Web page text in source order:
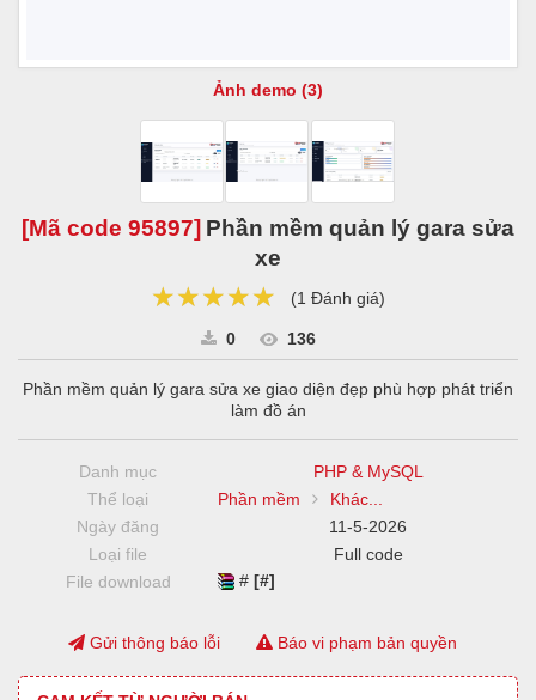
Ảnh demo (3)
[Mã code 95897] Phần mềm quản lý gara sửa
xe
★★★★★
★★★★★
★★★★★ (1 Đánh giá)
0 136
Phần mềm quản lý gara sửa xe giao diện đẹp phù hợp phát triển
làm đồ án
Danh mục
PHP & MySQL
Thể loại
Phần mềm
Khác...
Ngày đăng
11-5-2026
Loại file
Full code
File download
#[#]
Gửi thông báo lỗi Báo vi phạm bản quyền